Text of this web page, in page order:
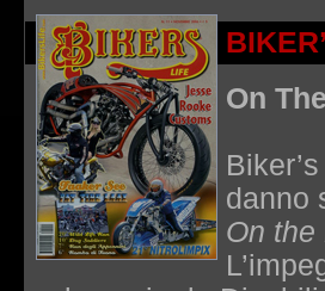
On
danno
On the